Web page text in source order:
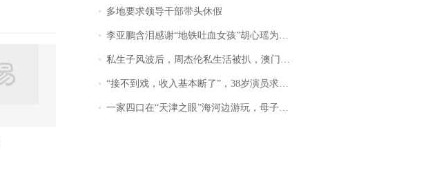
多地要求领导干部带头休假
李亚鹏含泪感谢“地铁吐血女孩”胡心瑶为嫣然天使捐99999元：这份捐赠太沉重，尊重其捐赠意愿，个人向胡心瑶和她的病友之家各捐赠99999元
私生子风波后，周杰伦私生活被扒，澳门输10亿传闻早已经水落石出
“接不到戏，收入基本断了”，38岁演员求职景区NPC：工作量断崖式下跌，留给我试错的时间不多了
一家四口在“天津之眼”海河边游玩，母子俩不幸溺亡